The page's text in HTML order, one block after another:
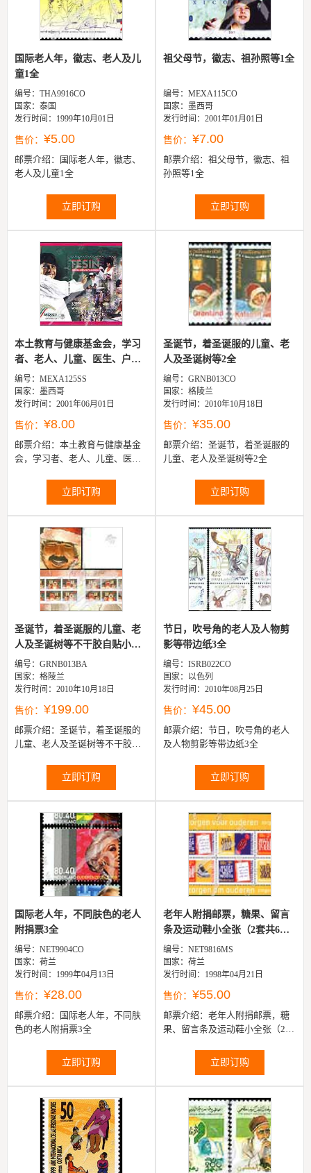
国际老人年，徽志、老人及儿
童1全
编号：THA9916CO
国家：泰国
发行时间：1999年10月01日
售价： ¥5.00
邮票介绍：
国际老人年，徽志、
老人及儿童1全
立即订购
祖父母节，徽志、祖孙照等1全
编号：MEXA115CO
国家：墨西哥
发行时间：2001年01月01日
售价： ¥7.00
邮票介绍： 祖父母节，徽志、祖
孙照等1全
立即订购
本土教育与健康基金会，学习
者、老人、儿童、医生、户外
活动...
编号：MEXA125SS
国家：墨西哥
发行时间：2001年06月01日
售价： ¥8.00
邮票介绍： 本土教育与健康基金
会，学习者、老人、儿童、医
立即订购
圣诞节，着圣诞服的儿童、老
人及圣诞树等2全
编号：GRNB013CO
国家：格陵兰
发行时间：2010年10月18日
售价： ¥35.00
邮票介绍： 圣诞节，着圣诞服的
儿童、老人及圣诞树等2全
立即订购
圣诞节，着圣诞服的儿童、老
人及圣诞树等不干胶自贴小
本...
编号：GRNB013BA
国家：格陵兰
发行时间：2010年10月18日
售价： ¥199.00
邮票介绍： 圣诞节，着圣诞服的
儿童、老人及圣诞树等不干胶自
立即订购
节日，吹号角的老人及人物剪
影等带边纸3全
编号：ISRB022CO
国家：以色列
发行时间：2010年08月25日
售价： ¥45.00
邮票介绍： 节日，吹号角的老人
及人物剪影等带边纸3全
立即订购
国际老人年，不同肤色的老人
附捐票3全
编号：NET9904CO
国家：荷兰
发行时间：1999年04月13日
售价： ¥28.00
邮票介绍：
国际老人年，不同肤
色的老人附捐票3全
立即订购
老年人附捐邮票，糖果、留言
条及运动鞋小全张（2套共6
票）...
编号：NET9816MS
国家：荷兰
发行时间：1998年04月21日
售价： ¥55.00
邮票介绍： 老年人附捐邮票，糖
果、留言条及运动鞋小全张（2套
立即订购